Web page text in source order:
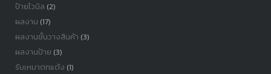
ป้ายไวนิล (2)
ผลงาน (17)
ผลงานชั้นวางสินค้า (3)
ผลงานป้าย (3)
รับเหมาตกแต้ง (1)